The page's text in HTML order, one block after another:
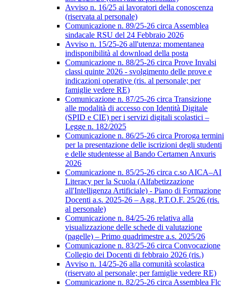
Avviso n. 16/25 ai lavoratori della conoscenza
(riservata al personale)
Comunicazione n. 89/25-26 circa Assemblea
sindacale RSU del 24 Febbraio 2026
Avviso n. 15/25-26 all'utenza: momentanea
indisponibilità al download della posta
Comunicazione n. 88/25-26 circa Prove Invalsi
classi quinte 2026 - svolgimento delle prove e
indicazioni operative (ris. al personale; per
famiglie vedere RE)
Comunicazione n. 87/25-26 circa Transizione
alle modalità di accesso con Identità Digitale
(SPID e CIE) per i servizi digitali scolastici –
Legge n. 182/2025
Comunicazione n. 86/25-26 circa Proroga termini
per la presentazione delle iscrizioni degli studenti
e delle studentesse al Bando Certamen Anxuris
2026
Comunicazione n. 85/25-26 circa c.so AICA–AI
Literacy per la Scuola (Alfabetizzazione
all'Intelligenza Artificiale) - Piano di Formazione
Docenti a.s. 2025-26 – Agg. P.T.O.F. 25/26 (ris.
al personale)
Comunicazione n. 84/25-26 relativa alla
visualizzazione delle schede di valutazione
(pagelle) – Primo quadrimestre a.s. 2025/26
Comunicazione n. 83/25-26 circa Convocazione
Collegio dei Docenti di febbraio 2026 (ris.)
Avviso n. 14/25-26 alla comunità scolastica
(riservato al personale; per famiglie vedere RE)
Comunicazione n. 82/25-26 circa Assemblea Flc